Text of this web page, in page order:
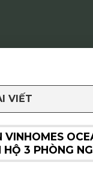
VIẾT
VINHOMES
HỘ 3 PHÒNG